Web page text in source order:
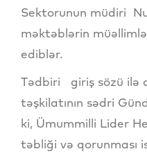
Sektorunun müdiri
məktəblərin
ediblər.
Tədbiri giriş sözü ilə
təşkilatının sədri
ki, Ümummilli Lider
təbliği və qorunması